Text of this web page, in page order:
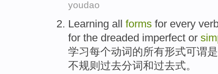
youdao
Learning all forms for every
for the dreaded imperfect or
学习每个动词的所有形式可谓是
不规则过去分词和过去式。